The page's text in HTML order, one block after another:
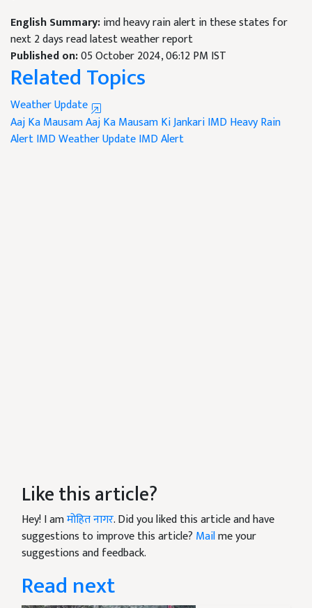
English Summary:imd heavy rain alert in these states for
next 2 days read latest weather report
Published on:05 October 2024, 06:12 PM IST
Related Topics
Weather Update
Aaj Ka MausamAaj Ka Mausam Ki JankariIMD Heavy Rain
AlertIMD Weather UpdateIMD Alert
Like this article?
Hey! I amमोहित नागर. Did you liked this article and have
suggestions to improve this article? Mailme your
suggestions and feedback.
Read next